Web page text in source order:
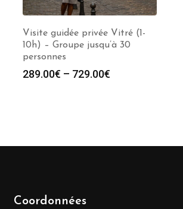
Visite guidée privée Vitré (1-
10h) – Groupe jusqu’à 30
personnes
289.00€ – 729.00€
Coordonnées